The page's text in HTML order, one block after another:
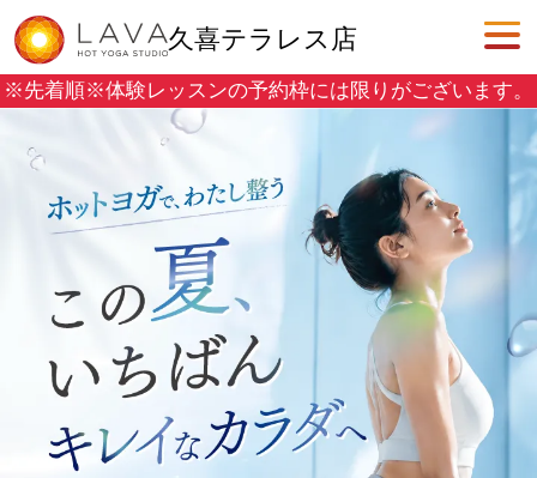
久喜テラレス店
※先着順※体験レッスンの予約枠には限りがございます。